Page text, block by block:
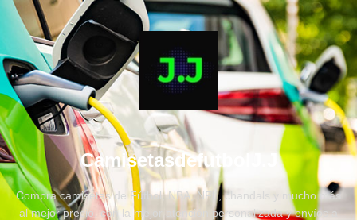
CamisetasdefutbolJ.J
Compra camisetas de Fútbol, NBA, NFL, chandals y mucho más
al mejor precio, con la mejor atención personalizada y envíos a